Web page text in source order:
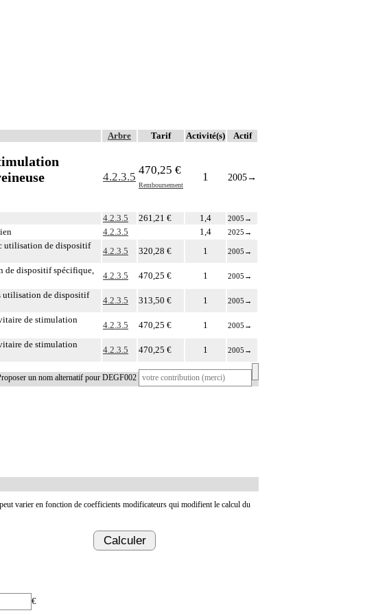
Arbre Tarif Activité(s) Actif
4.2.3.5
470,25 €
Remboursement
1 2005→
4.2.3.5 261,21 € 1,4 2005 →
4.2.3.5 1,4 2025 →
utilisation de dispositif
4.2.3.5 320,28 € 1 2005 →
de dispositif spécifique,
4.2.3.5 470,25 € 1 2005 →
utilisation de dispositif
4.2.3.5 313,50 € 1 2005 →
de stimulation
4.2.3.5 470,25 € 1 2005 →
de stimulation
4.2.3.5 470,25 € 1 2005 →
un nom alternatif pour DEGF002
varier en fonction de coefficients modificateurs qui modifient le calcul du
Calculer
€